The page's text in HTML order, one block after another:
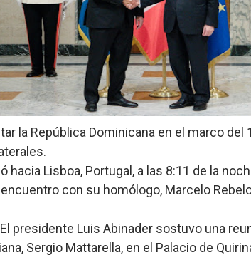
Plácido critica la situación
XII Promoción Servicio Militar
Suberví asegura en Carolina Mejía RD
policial sobre atentado a balazos en
urge fortalecer el sistema eléctrico
a presidente del Colegio de Notarios
Castillo: Liderazgo y Transformación
la República Dominicana en el marco del
hacia Lisboa, Portugal, a las 8:11 de la
con su homólogo, Marcelo
El presidente Luis Abinader sostuvo una
Sergio Mattarella, en el Palacio de